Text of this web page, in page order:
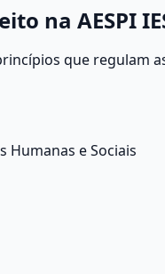
na AESPI
que regulam
Humanas e Sociais